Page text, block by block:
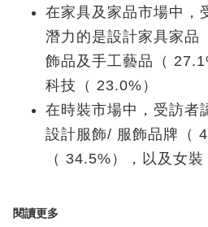
在家具及家品市場中，
潛力的是設計家具家品
飾品及手工藝品（
科技（ 23.0%）
在時裝市場中，受訪者
設計服飾/ 服飾品牌（
（ 34.5%），以及女裝
閱讀更多